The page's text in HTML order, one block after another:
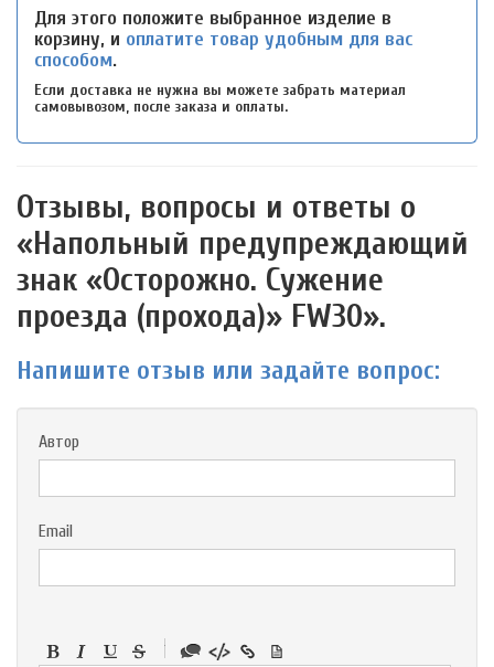
Для этого положите выбранное изделие в
корзину, и оплатите товар удобным для вас
способом.
Если доставка не нужна вы можете забрать материал
самовывозом, после заказа и оплаты.
Отзывы, вопросы и ответы о
«Напольный предупреждающий
знак «Осторожно. Сужение
проезда (прохода)» FW30».
Напишите отзыв или задайте вопрос:
Автор
Email
-
-